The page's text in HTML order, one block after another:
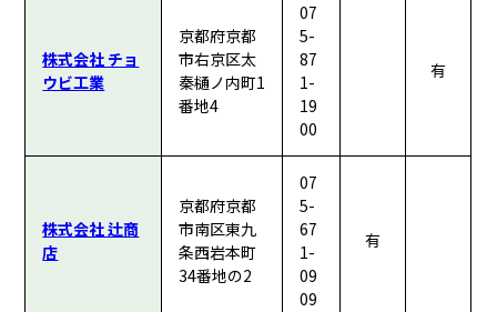
株式会社 チョ
ウビ工業
京都府京都
市右京区太
秦樋ノ内町1
番地4
07
5-
87
1-
19
00
有
株式会社 辻商
店
京都府京都
市南区東九
条西岩本町
34番地の2
07
5-
67
1-
09
09
有